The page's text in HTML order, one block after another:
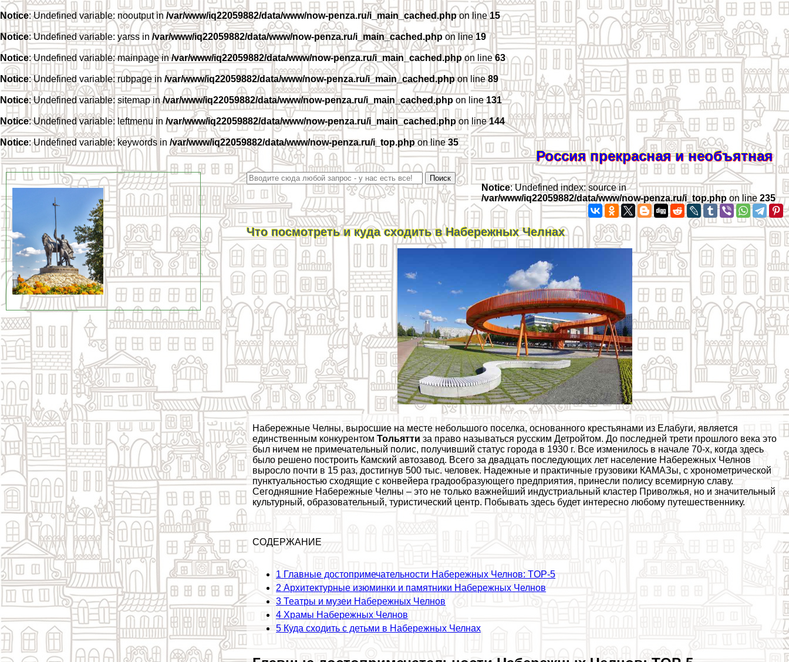
Notice: Undefined variable: nooutput in /var/www/iq22059882/data/www/now-penza.ru/i_main_cached.phpon line15
Notice: Undefined variable: yarss in /var/www/iq22059882/data/www/now-penza.ru/i_main_cached.php on line19
Notice: Undefined variable: mainpage in/var/www/iq22059882/data/www/now-penza.ru/i_main_cached.phpon line63
Notice: Undefined variable: rubpage in /var/www/iq22059882/data/www/now-penza.ru/i_main_cached.phpon line89
Notice: Undefined variable: sitemap in/var/www/iq22059882/data/www/now-penza.ru/i_main_cached.php on line131
Notice: Undefined variable: leftmenu in /var/www/iq22059882/data/www/now-penza.ru/i_main_cached.phpon line144
Notice: Undefined variable: keywords in /var/www/iq22059882/data/www/now-penza.ru/i_top.phpon line35
Россия прекрасная и необъятная
Notice: Undefined index: source in
/var/www/iq22059882/data/www/now-penza.ru/i_top.php on line235
Что посмотреть и куда сходить в Набережных Челнах
Набережные Челны, выросшие на месте небольшого поселка, основанного крестьянами из Елабуги, является
единственным конкурентомТольятти за право называться русским Детройтом. До последней трети прошлого века это
был ничем не примечательный полис, получивший статус города в 1930 г. Все изменилось в начале 70-х, когда здесь
было решено построить Камский автозавод. Всего за двадцать последующих лет население Набережных Челнов
выросло почти в 15 раз, достигнув 500 тыс. человек. Надежные и пpaктичные грузовики КАМАЗы, с хронометрической
пунктуальностью сходящие с конвейера градообразующего предприятия, принесли полису всемирную славу.
Сегодняшние Набережные Челны – это не только важнейший индустриальный кластер Приволжья, но и значительный
культурный, образовательный, туристический центр. Побывать здесь будет интересно любому путешественнику.
СОДЕРЖАНИЕ
1 Главные достопримечательности Набережных Челнов: TOP-5
2 Архитектурные изюминки и памятники Набережных Челнов
3 Театры и музеи Набережных Челнов
4 Храмы Набережных Челнов
5 Куда сходить с детьми в Набережных Челнах